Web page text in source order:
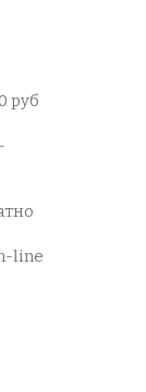
руб
line